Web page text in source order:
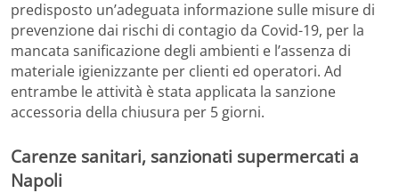
predisposto un’adeguata informazione sulle misure di
prevenzione dai rischi di contagio da Covid-19, per la
mancata sanificazione degli ambienti e l’assenza di
materiale igienizzante per clienti ed operatori. Ad
entrambe le attività è stata applicata la sanzione
accessoria della chiusura per 5 giorni.
Carenze sanitari, sanzionati supermercati a
Napoli